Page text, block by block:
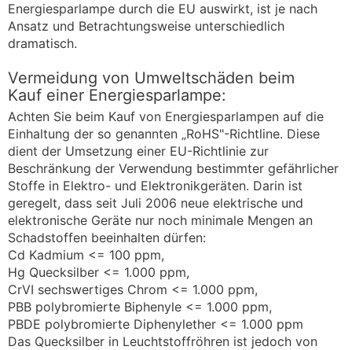
Energiesparlampe durch die EU auswirkt, ist je nach
Ansatz und Betrachtungsweise unterschiedlich
dramatisch.
Vermeidung von Umweltschäden beim
Kauf einer Energiesparlampe:
Achten Sie beim Kauf von Energiesparlampen auf die
Einhaltung der so genannten „RoHS"-Richtline. Diese
dient der Umsetzung einer EU-Richtlinie zur
Beschränkung der Verwendung bestimmter gefährlicher
Stoffe in Elektro- und Elektronikgeräten. Darin ist
geregelt, dass seit Juli 2006 neue elektrische und
elektronische Geräte nur noch minimale Mengen an
Schadstoffen beeinhalten dürfen:
Cd Kadmium <= 100 ppm,
Hg Quecksilber <= 1.000 ppm,
CrVI sechswertiges Chrom <= 1.000 ppm,
PBB polybromierte Biphenyle <= 1.000 ppm,
PBDE polybromierte Diphenylether <= 1.000 ppm
Das Quecksilber in Leuchtstoffröhren ist jedoch von